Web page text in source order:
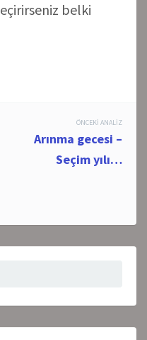
belki
ÖNCEKI ANALIZ
Arınma gecesi –
Seçim yılı…